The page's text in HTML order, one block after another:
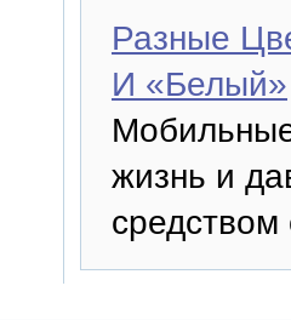
Разные
И «Белый»
жизнь и
средством